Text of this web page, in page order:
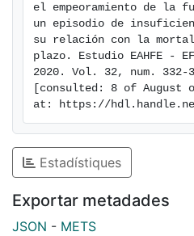
mortalidad a 30 días fue de
con EFR: 20,9% vs 11,8%,
= 1,207-2,664) y la
(tiempo medio de
del 40,0% (mayor en
riesgo fue durante el primer
subgrupos no mostró
con EFR en las primeras 48
atención en el SU se asocia
se concentra durante el
el empeoramiento de la
un episodio de
su relación con la
plazo. Estudio EAHFE -
2020. Vol. 32, num. 332-
[consulted: 8 of August
at: https://
Estadístiques
Exportar metadades
JSON - METS